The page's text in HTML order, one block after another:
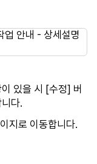
있을 시 [수정] 버
다.
지로 이동합니다.